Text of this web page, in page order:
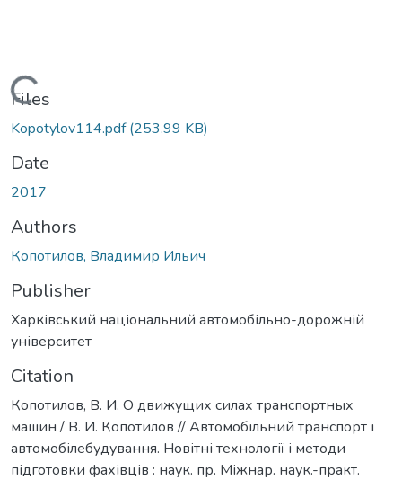
Loading...
Files
Kopotylov114.pdf(253.99 KB)
Date
2017
Authors
Копотилов, Владимир Ильич
Publisher
Харківський національний автомобільно-дорожній
університет
Citation
Копотилов, В. И. О движущих силах транспортных
машин / В. И. Копотилов // Автомобільний транспорт і
автомобілебудування. Новітні технології і методи
підготовки фахівців : наук. пр. Міжнар. наук.-практ.